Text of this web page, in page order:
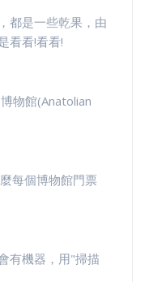
都是一些乾果，由
看看!看看!
物館(Anatolian
每個博物館門票
有機器，用"掃描